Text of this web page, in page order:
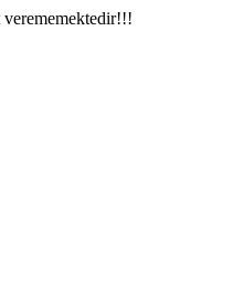
verememektedir!!!